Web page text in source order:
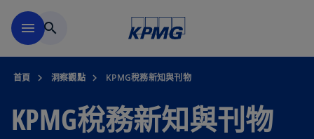
menu search
首頁 洞察觀點 KPMG稅務新知與刊物
KPMG稅務新知與刊物